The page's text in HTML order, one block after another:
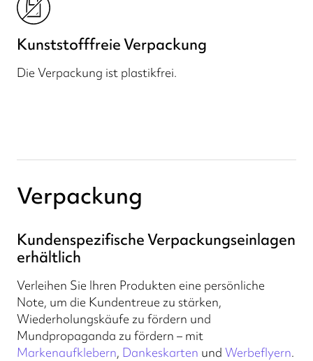
Kunststofffreie Verpackung
Die Verpackung ist plastikfrei.
Verpackung
Kundenspezifische Verpackungseinlagen
erhältlich
Verleihen Sie Ihren Produkten eine persönliche
Note, um die Kundentreue zu stärken,
Wiederholungskäufe zu fördern und
Mundpropaganda zu fördern – mit
Markenaufklebern, Dankeskarten und Werbeflyern.